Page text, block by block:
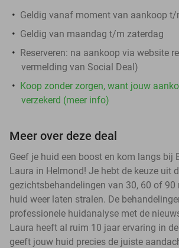
Geldig vanaf moment van aankoop t/
Geldig van maandag t/m zaterdag
Reserveren: na aankoop via website
vermelding van Social Deal)
Koop zonder zorgen, want jouw
verzekerd (meer info)
Meer over deze deal
Geef je huid een boost en kom langs bij
Laura in Helmond! Je hebt de keuze uit
gezichtsbehandelingen van 30, 60 of
huid weer laten stralen. De
professionele huidanalyse met de
Laura heeft al ruim 10 jaar ervaring in
geeft jouw huid precies de juiste